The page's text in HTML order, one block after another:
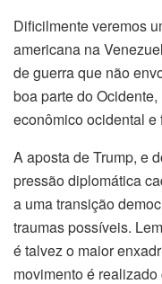
Dificilmente veremos
americana na
de guerra que não
boa parte do
econômico ocidental e
A aposta de Trump, e
pressão diplomática
a uma transição
traumas possíveis.
é talvez o maior
movimento é